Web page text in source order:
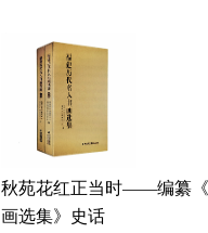
秋苑花红正当时——编纂
画选集》史话